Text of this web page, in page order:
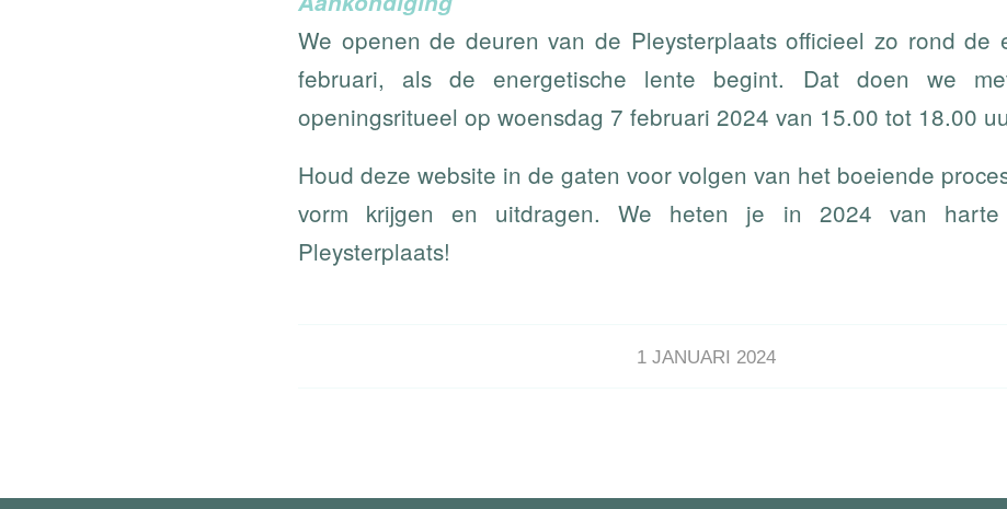
We openen de deuren van de Pleysterplaats officieel zo rond de
februari, als de energetische lente begint. Dat doen we
openingsritueel op woensdag 7 februari 2024 van 15.00 tot 18.00
Houd deze website in de gaten voor volgen van het boeiende
vorm krijgen en uitdragen. We heten je in 2024 van
Pleysterplaats!
1 JANUARI 2024